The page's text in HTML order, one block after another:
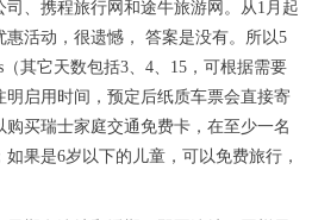
、携程旅行网和途牛旅游网。从1月起
活动，很遗憾， 答案是没有。所以5
（其它天数包括3、4、15，可根据需要
启用时间，预定后纸质车票会直接寄
买瑞士家庭交通免费卡，在至少一名
果是6岁以下的儿童，可以免费旅行，